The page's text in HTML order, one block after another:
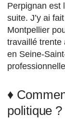
Perpignan est
suite. J’y ai
Montpellier
travaillé trente
en Seine-
♦
politique ?